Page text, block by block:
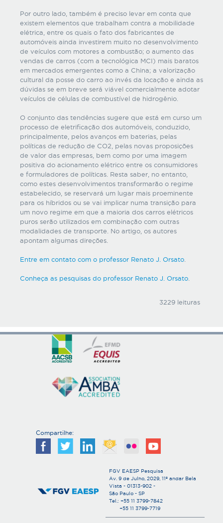
Por outro lado, também é preciso levar em conta que
existem elementos que trabalham contra a mobilidade
elétrica, entre os quais o fato dos fabricantes de
automóveis ainda investirem muito no desenvolvimento
de veículos com motores a combustão; o aumento das
vendas de carros (com a tecnológica MCI) mais baratos
em mercados emergentes como a China; a valorização
cultural da posse do carro ao invés da locação e ainda as
dúvidas se em breve será viável comercialmente adotar
veículos de células de combustível de hidrogênio.
O conjunto das tendências sugere que está em curso um
processo de eletrificação dos automóveis, conduzido,
principalmente, pelos avanços em baterias, pelas
políticas de redução de CO2, pelas novas proposições
de valor das empresas, bem como por uma imagem
positiva do acionamento elétrico entre os consumidores
e formuladores de políticas. Resta saber, no entanto,
como estes desenvolvimentos transformarão o regime
estabelecido, se reservará um lugar mais proeminente
para os híbridos ou se vai implicar numa transição para
um novo regime em que a maioria dos carros elétricos
puros serão utilizados em combinação com outras
modalidades de transporte. No artigo, os autores
apontam algumas direções.
Entre em contato com o professor Renato J. Orsato
Conheça as pesquisas do professor Renato J. Orsato
3229 leituras
Compartilhe:
FGV EAESP Pesquisa
Av. 9 de Julho, 2029, 11º andar Bela
Vista - 01313-902 -
São Paulo - SP
Tel.: +55 11 3799-7842
+55 11 3799-7719